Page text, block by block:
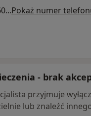
Pokaż numer
- brak
przyjmuje
lub znaleźć